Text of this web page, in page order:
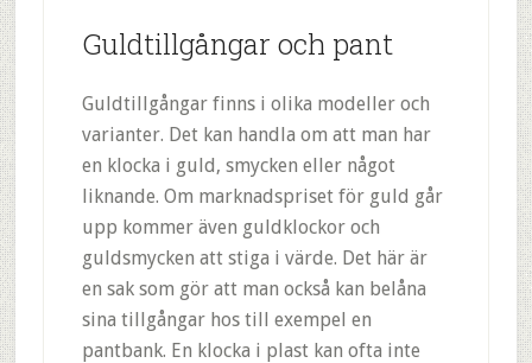
Guldtillgångar och pant
Guldtillgångar finns i olika modeller och
varianter. Det kan handla om att man har
en klocka i guld, smycken eller något
liknande. Om marknadspriset för guld går
upp kommer även guldklockor och
guldsmycken att stiga i värde. Det här är
en sak som gör att man också kan belåna
sina tillgångar hos till exempel en
pantbank. En klocka i plast kan ofta inte